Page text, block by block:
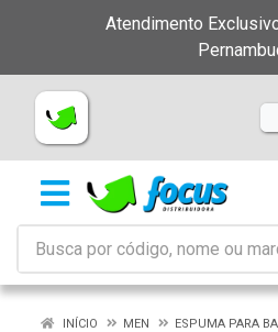
Atendimento
INÍCIO MEN
ESPUMA PARA